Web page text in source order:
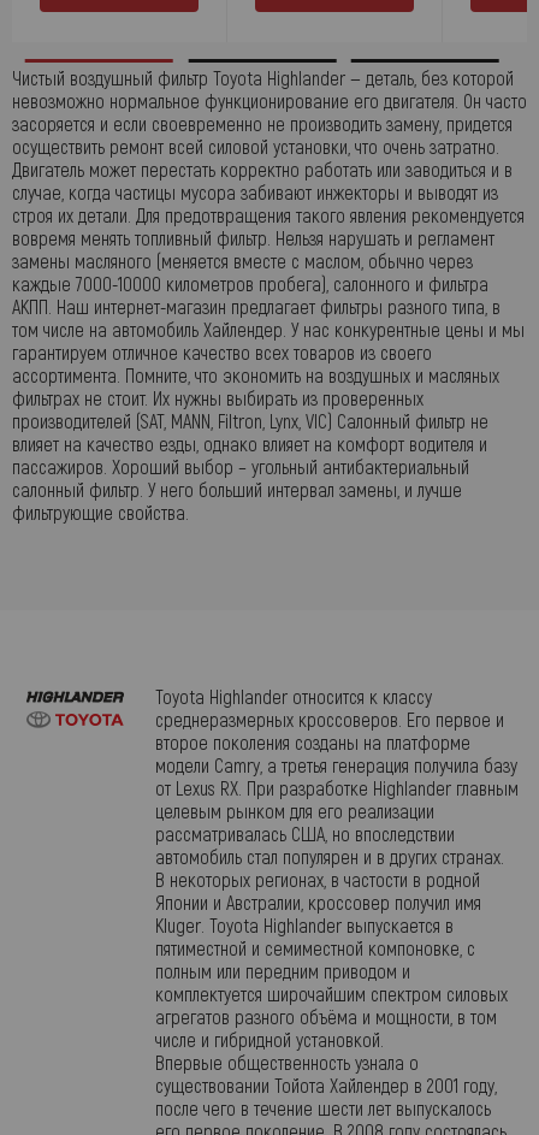
Чистый воздушный фильтр Toyota Highlander — деталь, без которой
невозможно нормальное функционирование его двигателя. Он часто
засоряется и если своевременно не производить замену, придется
осуществить ремонт всей силовой установки, что очень затратно.
Двигатель может перестать корректно работать или заводиться и в
случае, когда частицы мусора забивают инжекторы и выводят из
строя их детали. Для предотвращения такого явления рекомендуется
вовремя менять топливный фильтр. Нельзя нарушать и регламент
замены масляного (меняется вместе с маслом, обычно через
каждые 7000-10000 километров пробега), салонного и фильтра
АКПП. Наш интернет-магазин предлагает фильтры разного типа, в
том числе на автомобиль Хайлендер. У нас конкурентные цены и мы
гарантируем отличное качество всех товаров из своего
ассортимента. Помните, что экономить на воздушных и масляных
фильтрах не стоит. Их нужны выбирать из проверенных
производителей (SAT, MANN, Filtron, Lynx, VIC) Салонный фильтр не
влияет на качество езды, однако влияет на комфорт водителя и
пассажиров. Хороший выбор – угольный антибактериальный
салонный фильтр. У него больший интервал замены, и лучше
фильтрующие свойства.
Toyota Highlander относится к классу
среднеразмерных кроссоверов. Его первое и
второе поколения созданы на платформе
модели Camry, а третья генерация получила базу
от Lexus RX. При разработке Highlander главным
целевым рынком для его реализации
рассматривалась США, но впоследствии
автомобиль стал популярен и в других странах.
В некоторых регионах, в частости в родной
Японии и Австралии, кроссовер получил имя
Kluger. Toyota Highlander выпускается в
пятиместной и семиместной компоновке, с
полным или передним приводом и
комплектуется широчайшим спектром силовых
агрегатов разного объёма и мощности, в том
числе и гибридной установкой.
Впервые общественность узнала о
существовании Тойота Хайлендер в 2001 году,
после чего в течение шести лет выпускалось
его первое поколение. В 2008 году состоялась